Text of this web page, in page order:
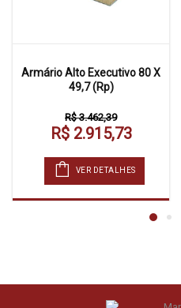
Armário Alto Executivo 80 X
49,7 (Rp)
R$ 3.462,39
R$ 2.915,73
VER DETALHES